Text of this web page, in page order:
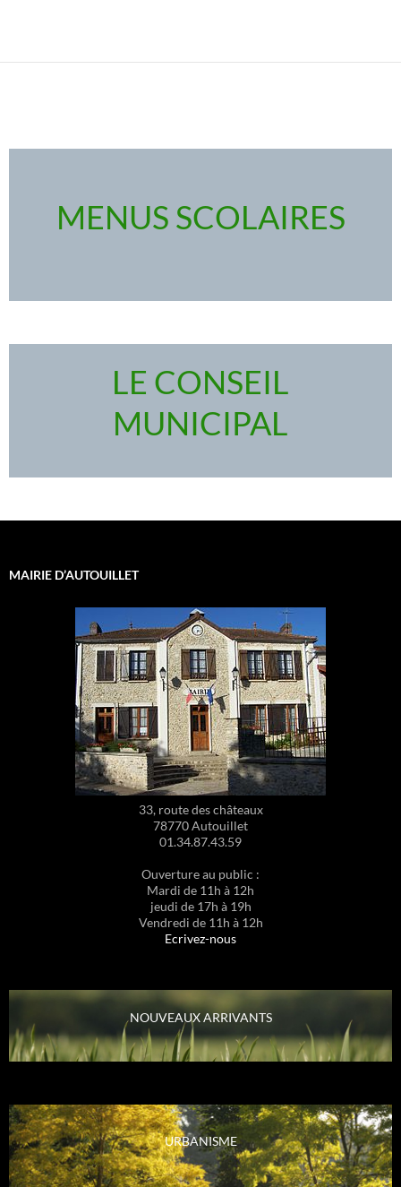
MENUS SCOLAIRES
LE CONSEIL
MUNICIPAL
MAIRIE D’AUTOUILLET
33, route des châteaux
78770 Autouillet
01.34.87.43.59
Ouverture au public :
Mardi de 11h à 12h
jeudi de 17h à 19h
Vendredi de 11h à 12h
Ecrivez-nous
NOUVEAUX ARRIVANTS
URBANISME